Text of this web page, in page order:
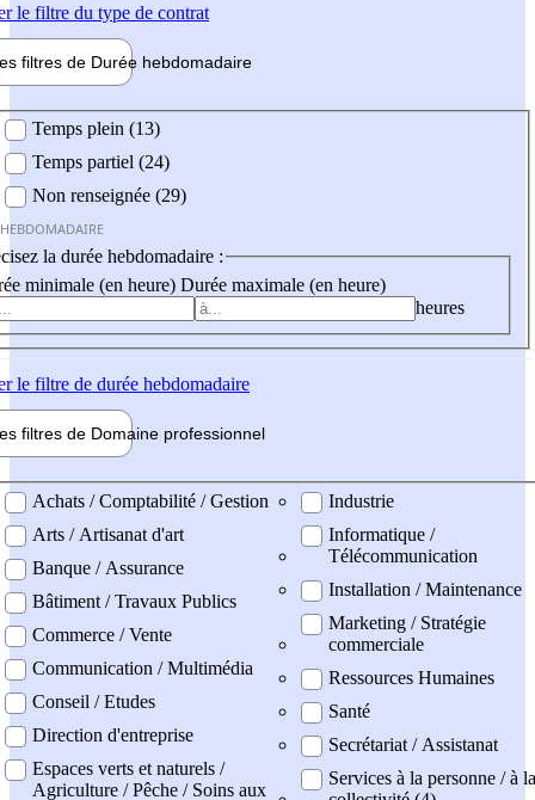
le filtre du type de contrat
filtres de Durée hebdomadaire
Temps plein (13)
Temps partiel (24)
Non renseignée (29)
la durée hebdomadaire :
minimale (en heure) Durée maximale (en heure)
heures
le filtre de durée hebdomadaire
filtres de Domaine professionnel
professionel
Achats / Comptabilité / Gestion
Arts / Artisanat d'art
Banque / Assurance
Bâtiment / Travaux Publics
Commerce / Vente
Communication / Multimédia
Conseil / Etudes
Direction d'entreprise
Espaces verts et naturels /
Agriculture / Pêche / Soins aux
Industrie
Informatique /
Télécommunication
Installation / Maintenance
Marketing / Stratégie
commerciale
Ressources Humaines
Santé
Secrétariat / Assistanat
Services à la personne / à la